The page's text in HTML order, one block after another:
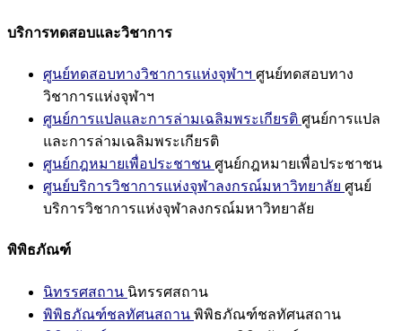
บริการทดสอบและวิชาการ
ศูนย์ทดสอบทางวิชาการแห่งจุฬาฯ ศูนย์ทดสอบทาง
วิชาการแห่งจุฬาฯ
ศูนย์การแปลและการล่ามเฉลิมพระเกียรติ ศูนย์การแปล
และการล่ามเฉลิมพระเกียรติ
ศูนย์กฎหมายเพื่อประชาชน ศูนย์กฎหมายเพื่อประชาชน
ศูนย์บริการวิชาการแห่งจุฬาลงกรณ์มหาวิทยาลัย ศูนย์
บริการวิชาการแห่งจุฬาลงกรณ์มหาวิทยาลัย
พิพิธภัณฑ์
นิทรรศสถาน นิทรรศสถาน
พิพิธภัณฑ์ชลทัศนสถาน พิพิธภัณฑ์ชลทัศนสถาน